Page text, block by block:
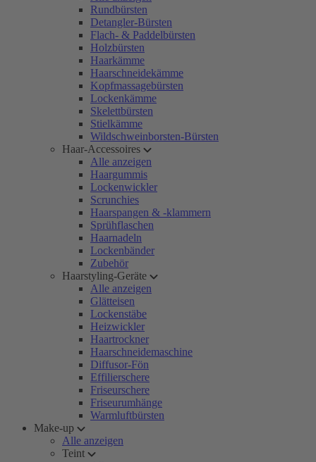
Rundbürsten
Detangler-Bürsten
Flach- & Paddelbürsten
Holzbürsten
Haarkämme
Haarschneidekämme
Kopfmassagebürsten
Lockenkämme
Skelettbürsten
Stielkämme
Wildschweinborsten-Bürsten
Haar-Accessoires
Alle anzeigen
Haargummis
Lockenwickler
Scrunchies
Haarspangen & -klammern
Sprühflaschen
Haarnadeln
Lockenbänder
Zubehör
Haarstyling-Geräte
Alle anzeigen
Glätteisen
Lockenstäbe
Heizwickler
Haartrockner
Haarschneidemaschine
Diffusor-Fön
Effilierschere
Friseurschere
Friseurumhänge
Warmluftbürsten
Make-up
Alle anzeigen
Teint